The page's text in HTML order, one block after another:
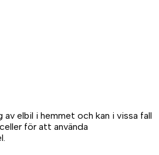
elbil i hemmet och kan i vissa fall
för att använda